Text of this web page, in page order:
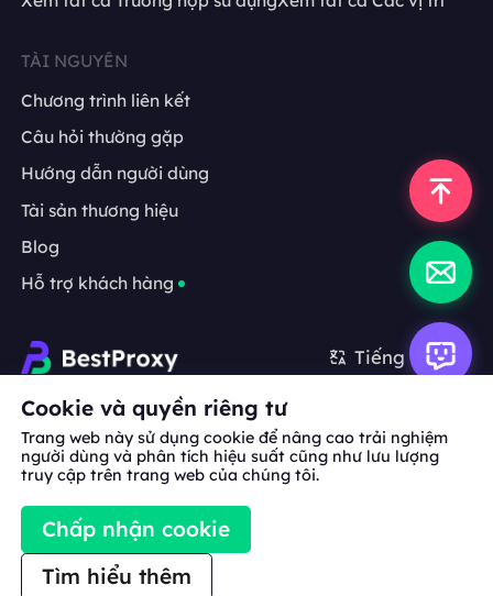
TÀI NGUYÊN
Chương trình liên kết
Câu hỏi thường gặp
Hướng dẫn người dùng
Tài sản thương hiệu
Blog
Hỗ trợ khách hàng
Tiếng Việt
Hợp tác: michael.wang@bestproxy.com
Về
chúng
tôi
Tài sản
thương hiệu
dịch vụ
Cookie và quyền riêng tư
Trang web này sử dụng cookie để nâng cao trải nghiệm
người dùng và phân tích hiệu suất cũng như lưu lượng
truy cập trên trang web của chúng tôi.
Chấp nhận cookie
Tìm hiểu thêm